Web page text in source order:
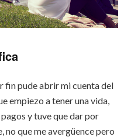
fin pude abrir mi cuenta del
empiezo a tener una vida,
y tuve que dar por
no que me avergüence pero